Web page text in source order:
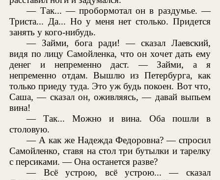
— Так... — пробормотал он в раздумье. —
Триста... Да... Но у меня нет столько. Придется
занять у кого-нибудь.
— Займи, бога ради! — сказал Лаевский,
видя по лицу Самойленка, что он хочет дать ему
денег и непременно даст. — Займи, а я
непременно отдам. Вышлю из Петербурга, как
только приеду туда. Это уж будь покоен. Вот что,
Саша, — сказал он, оживляясь, — давай выпьем
вина!
— Так... Можно и вина. Оба пошли в
столовую.
— А как же Надежда Федоровна? — спросил
Самойленко, ставя на стол три бутылки и тарелку
с персиками. — Она останется разве?
— Всё устрою, всё устрою... — сказал